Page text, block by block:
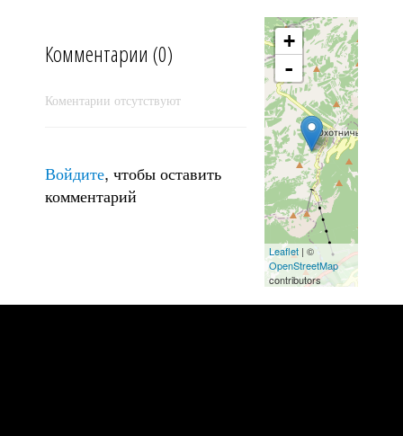
Комментарии (0)
Коментарии отсутствуют
Войдите, чтобы оставить
комментарий
+
-
Leaflet| ©
OpenStreetMap
contributors